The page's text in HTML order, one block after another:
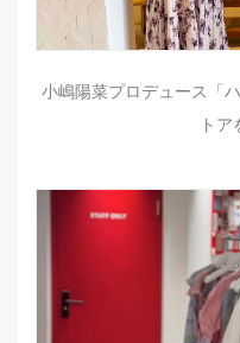
小嶋陽菜プロデュース「
ト